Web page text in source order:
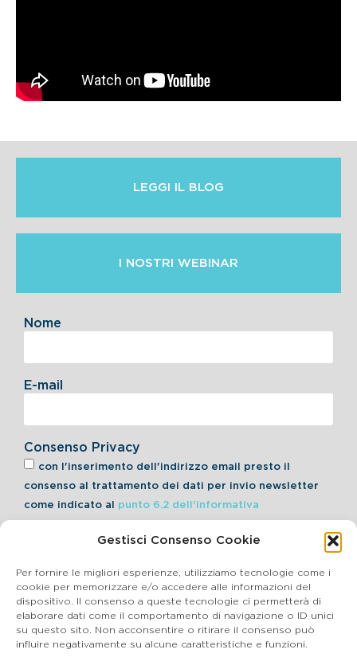
Gestisci Consenso Cookie
Per fornire le migliori esperienze, utilizziamo tecnologie come i
cookie per memorizzare e/o accedere alle informazioni del
dispositivo. Il consenso a queste tecnologie ci permetterà di
elaborare dati come il comportamento di navigazione o ID unici
su questo sito. Non acconsentire o ritirare il consenso può
influire negativamente su alcune caratteristiche e funzioni.
LEGGI IL BLOG
I NOSTRI WEBINAR
Consenso Privacy
con l'inserimento dell'indirizzo email presto il
consenso al trattamento dei dati per invio newsletter
come indicato al punto 6.2 dell'informativa
Nome
E-mail
Iscriviti alla Newsletter
Cookie Policy